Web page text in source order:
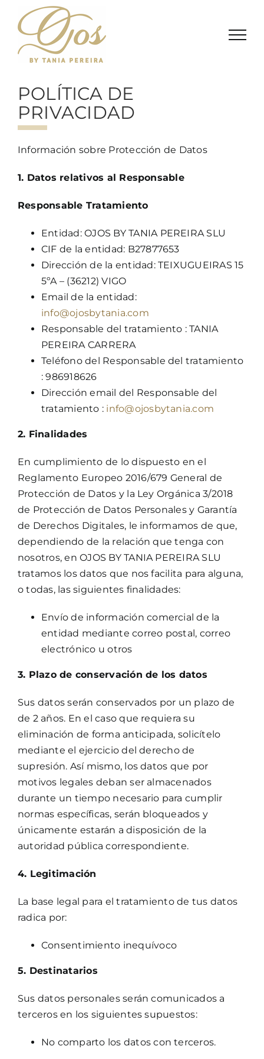
contenido
POLÍTICA DE
PRIVACIDAD
Información sobre Protección de Datos
1. Datos relativos al Responsable
Responsable Tratamiento
Entidad: OJOS BY TANIA PEREIRA SLU
CIF de la entidad: B27877653
Dirección de la entidad: TEIXUGUEIRAS 15
5ºA – (36212) VIGO
Email de la entidad:
info@ojosbytania.com
Responsable del tratamiento : TANIA
PEREIRA CARRERA
Teléfono del Responsable del tratamiento
: 986918626
Dirección email del Responsable del
tratamiento : info@ojosbytania.com
2. Finalidades
En cumplimiento de lo dispuesto en el
Reglamento Europeo 2016/679 General de
Protección de Datos y la Ley Orgánica 3/2018
de Protección de Datos Personales y Garantía
de Derechos Digitales, le informamos de que,
dependiendo de la relación que tenga con
nosotros, en OJOS BY TANIA PEREIRA SLU
tratamos los datos que nos facilita para alguna,
o todas, las siguientes finalidades:
Envío de información comercial de la
entidad mediante correo postal, correo
electrónico u otros
3. Plazo de conservación de los datos
Sus datos serán conservados por un plazo de
de 2 años. En el caso que requiera su
eliminación de forma anticipada, solicítelo
mediante el ejercicio del derecho de
supresión. Así mismo, los datos que por
motivos legales deban ser almacenados
durante un tiempo necesario para cumplir
normas específicas, serán bloqueados y
únicamente estarán a disposición de la
autoridad pública correspondiente.
4. Legitimación
La base legal para el tratamiento de tus datos
radica por:
Consentimiento inequívoco
5. Destinatarios
Sus datos personales serán comunicados a
terceros en los siguientes supuestos:
No comparto los datos con terceros.